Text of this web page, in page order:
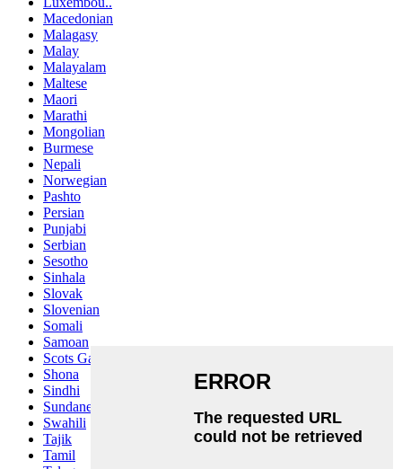
Macedonian
Malagasy
Malay
Malayalam
Maltese
Maori
Marathi
Mongolian
Burmese
Nepali
Norwegian
Pashto
Persian
Punjabi
Serbian
Sesotho
Sinhala
Slovak
Slovenian
Somali
Samoan
Scots Gaelic
Shona
Sindhi
Sundanese
Swahili
Tajik
Tamil